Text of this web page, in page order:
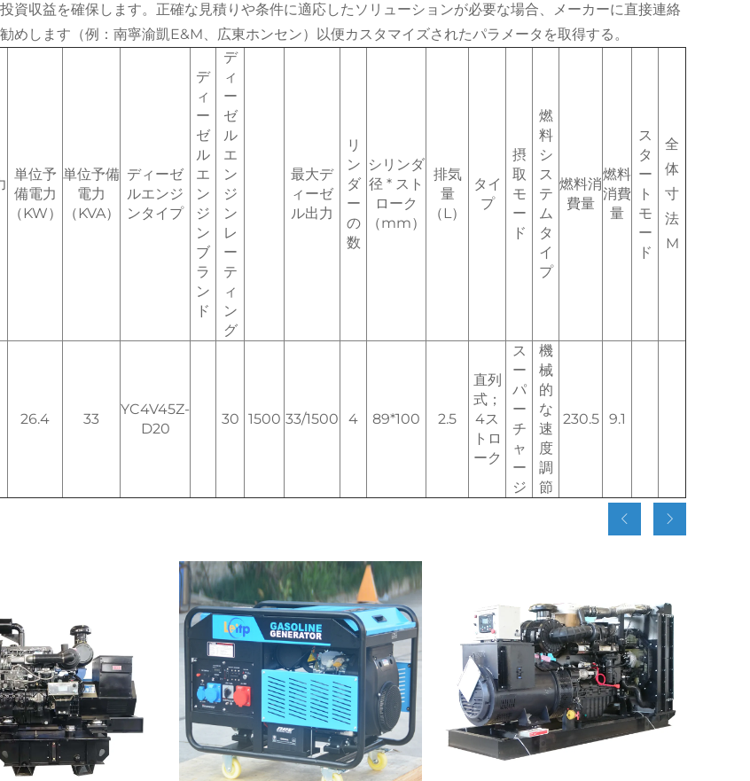
資収益を確保します。正確な見積りや条件に適応したソリューションが必要な場合、メーカーに直接連絡
めします（例：南寧渝凱E&M、広東ホンセン）以便カスタマイズされたパラメータを取得する。
単位予
備電力
（KW）
単位予備
電力
（KVA）
ディーゼ
ルエンジ
ンタイプ
デ
ィ
ー
ゼ
ル
エ
ン
ジ
ン
ブ
ラ
ン
ド
デ
ィ
ー
ゼ
ル
エ
ン
ジ
ン
レ
ー
テ
ィ
ン
グ
最大デ
ィーゼ
ル出力
リ
ン
ダ
ー
の
数
シリンダ
径 * スト
ローク
（mm）
排気
量
（L）
タイ
プ
摂
取
モ
ー
ド
燃
料
シ
ス
テ
ム
タ
イ
プ
燃料消
費量
燃料
消費
量
ス
タ
ー
ト
モ
ー
ド
全
体
寸
法
M
26.4 33
YC4V45Z-
D20
30 1500 33/1500 4 89*100 2.5
直列
式；
4ス
トロ
ーク
ス
ー
パ
ー
チ
ャ
ー
ジ
機
械
的
な
速
度
調
節
230.5 9.1